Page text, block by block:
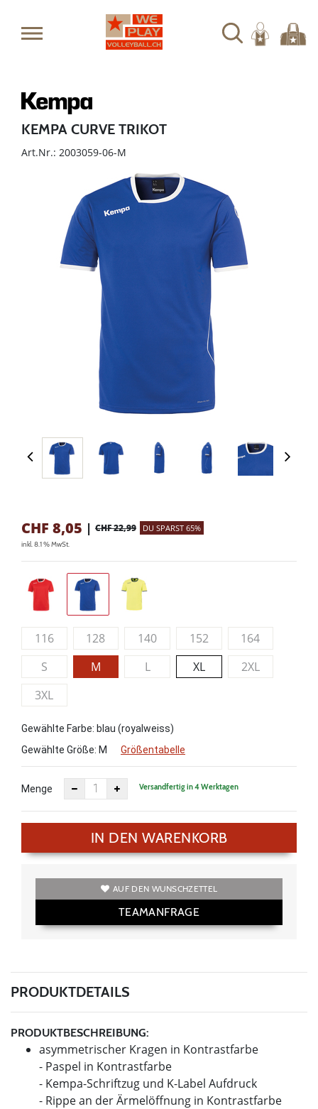
KEMPA CURVE TRIKOT
Art.Nr.: 2003059-06-M
CHF 8,05 | CHF 22,99 DU SPARST 65%
inkl. 8.1 % MwSt.
116 128 140 152
164
S
M L XL
2XL
3XL
Gewählte Farbe: blau (royalweiss)
Gewählte Größe: M Größentabelle
Menge Versandfertig in 4 Werktagen
IN DEN WARENKORB
AUF DEN WUNSCHZETTEL
TEAMANFRAGE
PRODUKTDETAILS
PRODUKTBESCHREIBUNG:
asymmetrischer Kragen in Kontrastfarbe
- Paspel in Kontrastfarbe
- Kempa-Schriftzug und K-Label Aufdruck
- Rippe an der Ärmelöffnung in Kontrastfarbe